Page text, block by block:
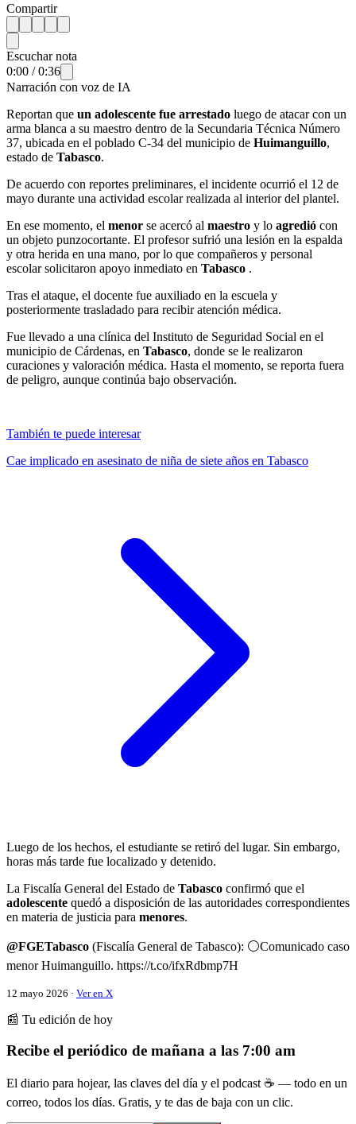
Compartir
Escuchar nota
0:00 /0:36
Narración con voz de IA
Reportan que un adolescente fue arrestado luego de atacar con un
arma blanca a su maestro dentro de la Secundaria Técnica Número
37, ubicada en el poblado C-34 del municipio de Huimanguillo,
estado de Tabasco.
De acuerdo con reportes preliminares, el incidente ocurrió el 12 de
mayo durante una actividad escolar realizada al interior del plantel.
En ese momento, el menor se acercó al maestro y lo agredió con
un objeto punzocortante. El profesor sufrió una lesión en la espalda
y otra herida en una mano, por lo que compañeros y personal
escolar solicitaron apoyo inmediato en Tabasco .
Tras el ataque, el docente fue auxiliado en la escuela y
posteriormente trasladado para recibir atención médica.
Fue llevado a una clínica del Instituto de Seguridad Social en el
municipio de Cárdenas, en Tabasco, donde se le realizaron
curaciones y valoración médica. Hasta el momento, se reporta fuera
de peligro, aunque continúa bajo observación.
También te puede interesar
Cae implicado en asesinato de niña de siete años en Tabasco
Luego de los hechos, el estudiante se retiró del lugar. Sin embargo,
horas más tarde fue localizado y detenido.
La Fiscalía General del Estado de Tabasco confirmó que el
adolescente quedó a disposición de las autoridades correspondientes
en materia de justicia para menores.
@FGETabasco (Fiscalía General de Tabasco): ⚪Comunicado caso
menor Huimanguillo. https://t.co/ifxRdbmp7H
12 mayo 2026 · Ver en X
📰 Tu edición de hoy
Recibe el periódico de mañana a las 7:00 am
El diario para hojear, las claves del día y el podcast ☕ — todo en un
correo, todos los días. Gratis, y te das de baja con un clic.